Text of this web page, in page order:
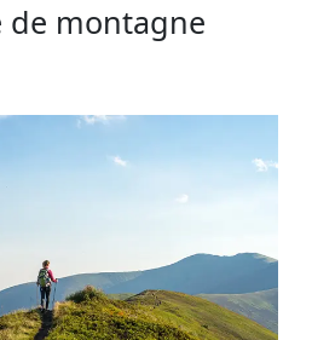
de montagne